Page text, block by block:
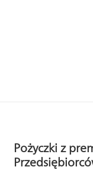
Pożyczki z